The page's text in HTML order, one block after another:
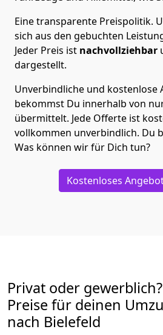
Eine transparente Preispolitik.
sich aus den gebuchten
Jeder Preis ist nachvollziehbar
dargestellt.
Unverbindliche und kostenlose
bekommst Du innerhalb von
übermittelt. Jede Offerte ist
vollkommen unverbindlich. Du
Was können wir für Dich tun?
Kostenloses
Privat oder
Preise für deinen
nach Bielefeld